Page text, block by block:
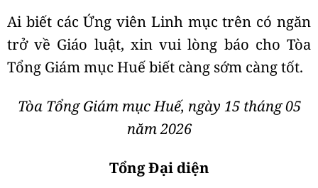
Ai biết các Ứng viên Linh mục trên có ngăn
trở về Giáo luật, xin vui lòng báo cho Tòa
Tổng Giám mục Huế biết càng sớm càng tốt.
Tòa Tổng Giám mục Huế, ngày 15 tháng 05
năm 2026
Tổng Đại diện